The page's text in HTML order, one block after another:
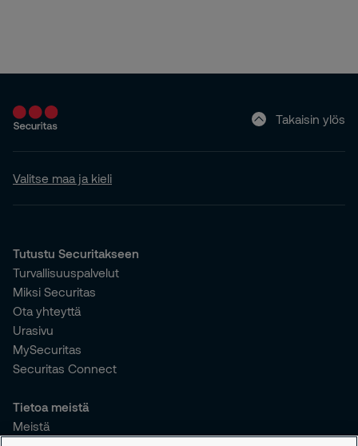
Takaisin ylös
Valitse maa ja kieli
Tutustu Securitakseen
Turvallisuuspalvelut
Miksi Securitas
Ota yhteyttä
Urasivu
MySecuritas
Securitas Connect
Tietoa meistä
Meistä